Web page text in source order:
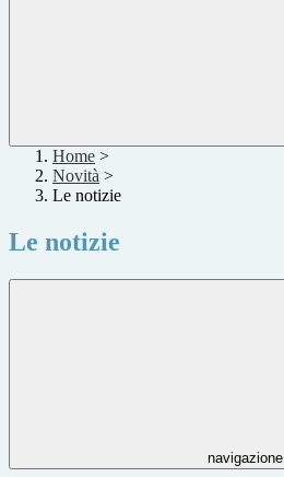
Home >
Novità >
Le notizie
Le notizie
navigazione